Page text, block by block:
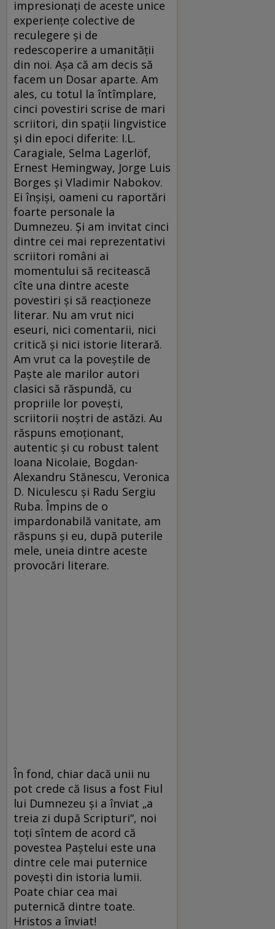
impresionați de aceste unice
experiențe colective de
reculegere și de
redescoperire a umanității
din noi. Așa că am decis să
facem un Dosar aparte. Am
ales, cu totul la întîmplare,
cinci povestiri scrise de mari
scriitori, din spații lingvistice
și din epoci diferite: I.L.
Caragiale, Selma Lagerlöf,
Ernest Hemingway, Jorge Luis
Borges și Vladimir Nabokov.
Ei înșiși, oameni cu raportări
foarte personale la
Dumnezeu. Și am invitat cinci
dintre cei mai reprezentativi
scriitori români ai
momentului să recitească
cîte una dintre aceste
povestiri și să reacționeze
literar. Nu am vrut nici
eseuri, nici comentarii, nici
critică și nici istorie literară.
Am vrut ca la poveștile de
Paște ale marilor autori
clasici să răspundă, cu
propriile lor povești,
scriitorii noștri de astăzi. Au
răspuns emoționant,
autentic și cu robust talent
Ioana Nicolaie, Bogdan-
Alexandru Stănescu, Veronica
D. Niculescu și Radu Sergiu
Ruba. Împins de o
impardonabilă vanitate, am
răspuns și eu, după puterile
mele, uneia dintre aceste
provocări literare.
În fond, chiar dacă unii nu
pot crede că Iisus a fost Fiul
lui Dumnezeu și a înviat „a
treia zi după Scripturi“, noi
toți sîntem de acord că
povestea Paștelui este una
dintre cele mai puternice
povești din istoria lumii.
Poate chiar cea mai
puternică dintre toate.
Hristos a înviat!